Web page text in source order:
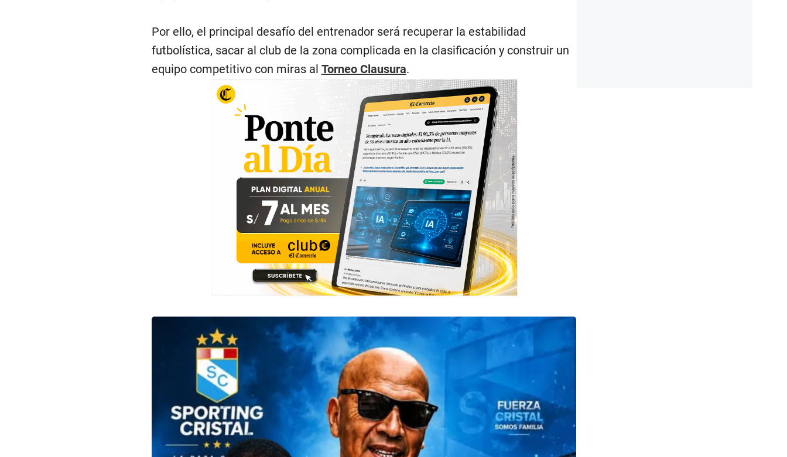
Por ello, el principal desafío del entrenador será recuperar la estabilidad
futbolística, sacar al club de la zona complicada en la clasificación y construir un
equipo competitivo con miras al Torneo Clausura.